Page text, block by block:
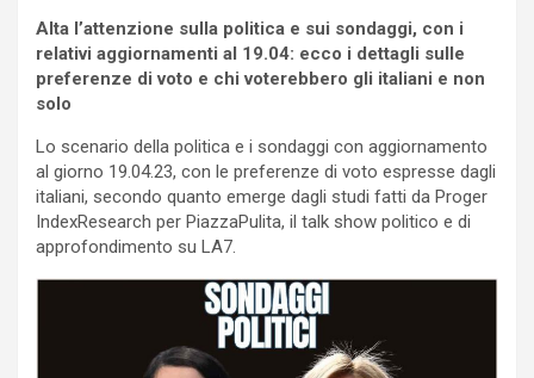
Alta l’attenzione sulla politica e sui sondaggi, con i
relativi aggiornamenti al 19.04: ecco i dettagli sulle
preferenze di voto e chi voterebbero gli italiani e non
solo
Lo scenario della politica e i sondaggi con aggiornamento
al giorno 19.04.23, con le preferenze di voto espresse dagli
italiani, secondo quanto emerge dagli studi fatti da Proger
IndexResearch per PiazzaPulita, il talk show politico e di
approfondimento su LA7.